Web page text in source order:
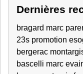
Dernières
bragard marc
23s promotion
bergerac
bascelli marc